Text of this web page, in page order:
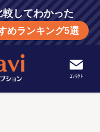
してわかった
めランキング5選
ｺﾝﾀｸﾄ